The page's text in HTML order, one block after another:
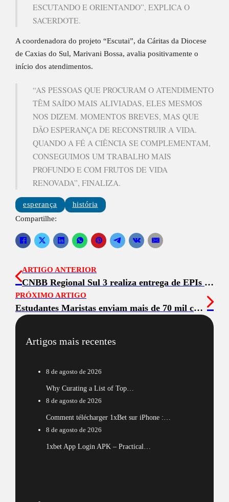
ESCUTANDO E ORIENTANDO”, EXPLICA O
SACERDOTE.
A coordenadora do projeto “Escutai”, da Cáritas da Diocese
de Caxias do Sul, Marivani Bossa, avalia positivamente o
início dos atendimentos.
“AS PESSOAS QUE PROCURAM O ATENDIMENTO
TÊM SAÍDO MAIS ALIVIADAS, ELES MESMOS
NOS DIZEM. MOMENTOS BREVES, MAS QUE
DÃO ESPERANÇA DE RECONSTRUIR A VIDA.
QUANDO A FÉ A CIÊNCIA SE COMPLEMENTAM,
CONSEGUIMOS UM TRABALHO MAIS
PROFUNDO E COM FRUTOS DE VIDA
RENOVADA”, FINALIZA.
esperança
história
Compartilhe:
ARTIGO ANTERIOR
CNBB Regional Sul 3 realiza entrega de EPIs às vítimas das chuvas no RS
PRÓXIMO ARTIGO
Estudantes Maristas enviam mais de 70 mil cartas de apoio e solidariedade para moradores do Rio Grande do Sul
Artigos mais recentes
8 de agosto de 2026
Why Curating a List of Top…
8 de agosto de 2026
Comment télécharger 1xBet sur iPhone :…
8 de agosto de 2026
1xbet App Login APK – Practical…